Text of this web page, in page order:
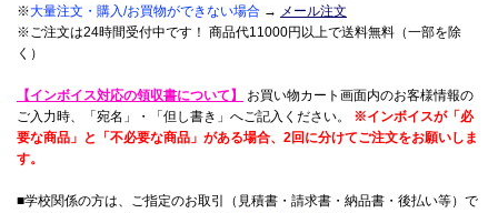
※大量注文・購入/お買物ができない場合 → メール注文
※ご注文は24時間受付中です！ 商品代11000円以上で送料無料（一部を除
く）
【インボイス対応の領収書について】
お買い物カート画面内のお客様情報の
ご入力時、「宛名」・「但し書き」へご記入ください。 ※インボイスが「必
要な商品」と「不必要な商品」がある場合、2回に分けてご注文をお願いしま
す。
■学校関係の方は、ご指定のお取引（見積書・請求書・納品書・後払い等）で